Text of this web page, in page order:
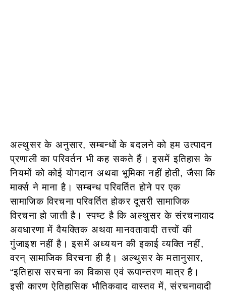
अल्थुसर के अनुसार, सम्बन्धों के बदलने को हम उत्पादन
प्रणाली का परिवर्तन भी कह सकते हैं। इसमें इतिहास के
नियमों को कोई योगदान अथवा भूमिका नहीं होती, जैसा कि
मार्क्स ने माना है। सम्बन्ध परिवर्तित होने पर एक
सामाजिक विरचना परिवर्तित होकर दूसरी सामाजिक
विरचना हो जाती है। स्पष्ट है कि अल्थुसर के संरचनावाद
अवधारणा में वैयक्तिक अथवा मानवतावादी तत्त्वों की
गुंजाइश नहीं है। इसमें अध्ययन की इकाई व्यक्ति नहीं,
वरन् सामाजिक विरचना ही है। अल्थुसर के मतानुसार,
“इतिहास सरचना का विकास एवं रूपान्तरण मात्र है।
इसी कारण ऐतिहासिक भौतिकवाद वास्तव में, संरचनावादी